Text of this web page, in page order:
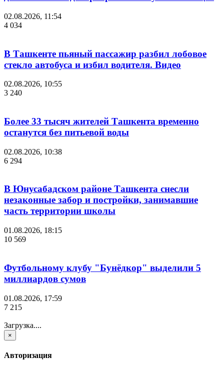
02.08.2026, 11:54
4 034
В Ташкенте пьяный пассажир разбил лобовое
стекло автобуса и избил водителя. Видео
02.08.2026, 10:55
3 240
Более 33 тысяч жителей Ташкента временно
останутся без питьевой воды
02.08.2026, 10:38
6 294
В Юнусабадском районе Ташкента снесли
незаконные забор и постройки, занимавшие
часть территории школы
01.08.2026, 18:15
10 569
Футбольному клубу "Бунёдкор" выделили 5
миллиардов сумов
01.08.2026, 17:59
7 215
Загрузка....
×
Авторизация